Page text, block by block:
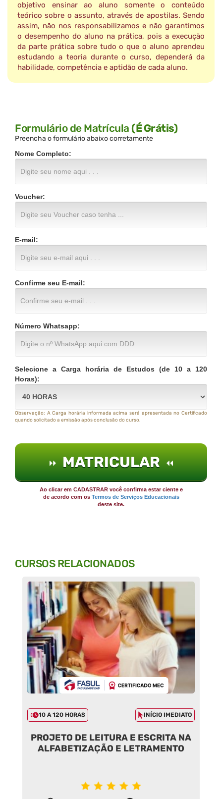
objetivo ensinar ao aluno somente o conteúdo
teórico sobre o assunto, através de apostilas. Sendo
assim, não nos responsabilizamos e não garantimos
o desempenho do aluno na prática, pois a execução
da parte prática sobre tudo o que o aluno aprendeu
estudando a teoria durante o curso, dependerá da
habilidade, competência e aptidão de cada aluno.
Formulário de Matrícula (É Grátis)
Preencha o formulário abaixo corretamente
Nome Completo:
Voucher:
E-mail:
Confirme seu E-mail:
Número Whatsapp:
Selecione a Carga horária de Estudos (de 10 a 120
Horas):
Observação: A Carga horária informada acima será apresentada no Certificado
quando solicitado a emissão após conclusão do curso.
MATRICULAR
Ao clicar em CADASTRAR você confirma estar ciente e
de acordo com os Termos de Serviços Educacionais
deste site.
CURSOS RELACIONADOS
10 A 120 HORAS INÍCIO IMEDIATO
PROJETO DE LEITURA E ESCRITA NA
ALFABETIZAÇÃO E LETRAMENTO